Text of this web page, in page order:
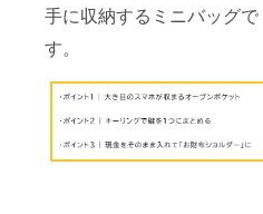
手に収納するミニバッグで
す。